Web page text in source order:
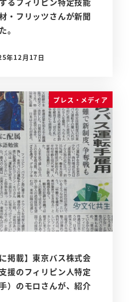
・フリッツさんが新聞
。
日
年12月17日
プレス・メディア
掲載】東京バス株式会
援のフィリピン人特定
）のモロさんが、紹介